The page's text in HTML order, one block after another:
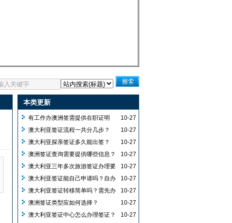
本类更新
10-27
有工作办澳洲签需提供在职证明
吗？资产咋准备能提高出签率？
10-27
澳大利亚签证流程一共分几步？
10-27
澳大利亚探亲签证多久能出签？
10-27
澳洲签证查询需要提供哪些信息？
10-27
澳大利亚三年多次旅游签证办理要
求有哪些？
10-27
澳大利亚签证能自己申请吗？自办
需经签证中心且不能直接去使馆？
10-27
澳大利亚签证转移简单吗？需先办
新护照且旧签有效才能转移吗？
10-27
澳洲签证类型应如何选择？
10-27
澳大利亚签证中心怎么办理签证？